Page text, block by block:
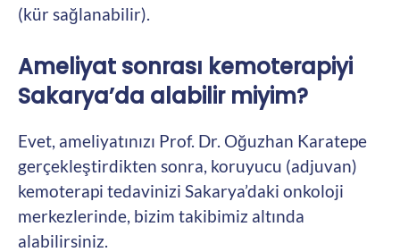
(kür sağlanabilir).
Ameliyat sonrası kemoterapiyi
Sakarya’da alabilir miyim?
Evet, ameliyatınızı Prof. Dr. Oğuzhan Karatepe
gerçekleştirdikten sonra, koruyucu (adjuvan)
kemoterapi tedavinizi Sakarya’daki onkoloji
merkezlerinde, bizim takibimiz altında
alabilirsiniz.